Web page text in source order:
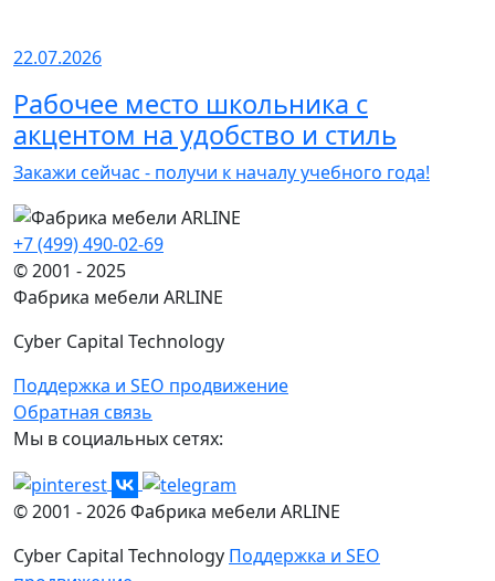
22.07.2026
Рабочее место школьника с
акцентом на удобство и стиль
Закажи сейчас - получи к началу учебного года!
+7 (499) 490-02-69
© 2001 - 2025
Фабрика мебели ARLINE
Cyber Capital Technology
Поддержка и SEO продвижение
Обратная связь
Мы в социальных сетях:
© 2001 -2026Фабрика мебели ARLINE
Cyber Capital Technology Поддержка и SEO